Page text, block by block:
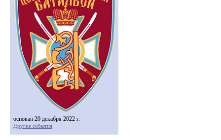
основан 20 декабря 2022 г.
Другие события